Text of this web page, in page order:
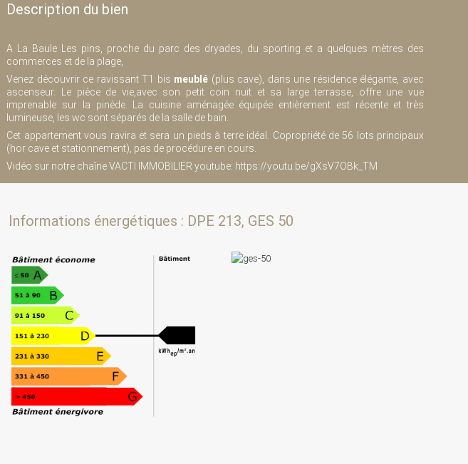
Description du bien
A La Baule Les pins, proche du parc des dryades, du sporting et a quelques mètres des
commerces et de la plage,
Venez découvrir ce ravissant T1 bis meublé (plus cave), dans une résidence élégante, avec
ascenseur. Le pièce de vie,avec son petit coin nuit et sa large terrasse, offre une vue
imprenable sur la pinède. La cuisine aménagée équipée entièrement est récente et très
lumineuse, les wc sont séparés de la salle de bain.
Cet appartement vous ravira et sera un pieds à terre idéal. Copropriété de 56 lots principaux
(hor cave et stationnement), pas de procédure en cours.
Vidéo sur notre chaîne VACTI IMMOBILIER youtube: https://youtu.be/gXsV7OBk_TM
Informations énergétiques : DPE 213, GES 50